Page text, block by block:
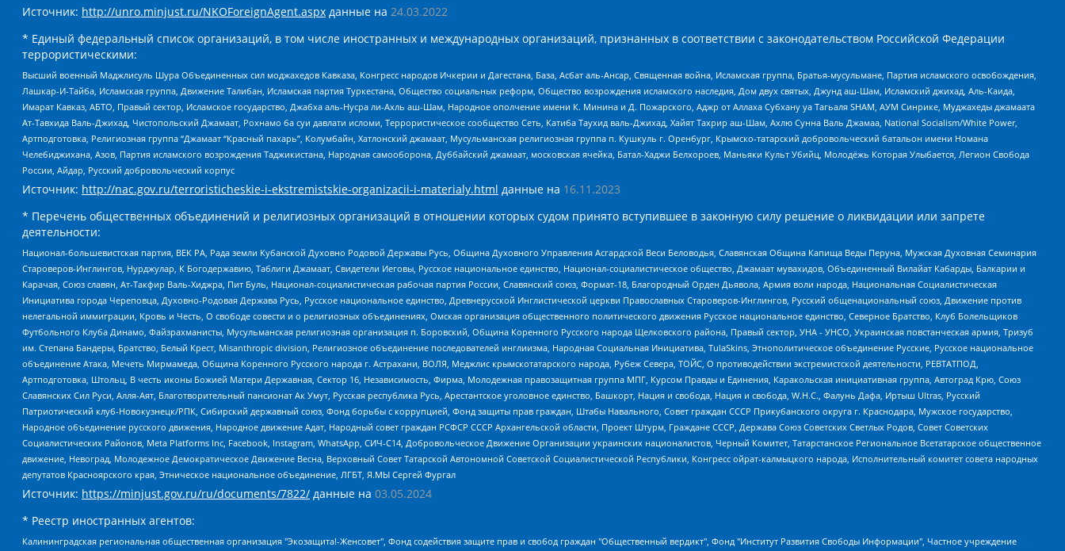
Источник: http://unro.minjust.ru/NKOForeignAgent.aspx данные на 24.03.2022
* Единый федеральный список организаций, в том числе иностранных и международных организаций, признанных в соответствии с законодательством Российской Федерации
террористическими:
Высший военный Маджлисуль Шура Объединенных сил моджахедов Кавказа, Конгресс народов Ичкерии и Дагестана, База, Асбат аль-Ансар, Священная война, Исламская группа, Братья-мусульмане, Партия исламского освобождения,
Лашкар-И-Тайба, Исламская группа, Движение Талибан, Исламская партия Туркестана, Общество социальных реформ, Общество возрождения исламского наследия, Дом двух святых, Джунд аш-Шам, Исламский джихад, Аль-Каида,
Имарат Кавказ, АБТО, Правый сектор, Исламское государство, Джабха аль-Нусра ли-Ахль аш-Шам, Народное ополчение имени К. Минина и Д. Пожарского, Аджр от Аллаха Субхану уа Тагьаля SHAM, АУМ Синрике, Муджахеды джамаата
Ат-Тавхида Валь-Джихад, Чистопольский Джамаат, Рохнамо ба суи давлати исломи, Террористическое сообщество Сеть, Катиба Таухид валь-Джихад, Хайят Тахрир аш-Шам, Ахлю Сунна Валь Джамаа, National Socialism/White Power,
Артподготовка, Религиозная группа “Джамаат “Красный пахарь”, Колумбайн, Хатлонский джамаат, Мусульманская религиозная группа п. Кушкуль г. Оренбург, Крымско-татарский добровольческий батальон имени Номана
Челебиджихана, Азов, Партия исламского возрождения Таджикистана, Народная самооборона, Дуббайский джамаат, московская ячейка, Батал-Хаджи Белхороев, Маньяки Культ Убийц, Молодёжь Которая Улыбается, Легион Свобода
России, Айдар, Русский добровольческий корпус
Источник: http://nac.gov.ru/terroristicheskie-i-ekstremistskie-organizacii-i-materialy.html данные на 16.11.2023
* Перечень общественных объединений и религиозных организаций в отношении которых судом принято вступившее в законную силу решение о ликвидации или запрете
деятельности:
Национал-большевистская партия, ВЕК РА, Рада земли Кубанской Духовно Родовой Державы Русь, Община Духовного Управления Асгардской Веси Беловодья, Славянская Община Капища Веды Перуна, Мужская Духовная Семинария
Староверов-Инглингов, Нурджулар, К Богодержавию, Таблиги Джамаат, Свидетели Иеговы, Русское национальное единство, Национал-социалистическое общество, Джамаат мувахидов, Объединенный Вилайат Кабарды, Балкарии и
Карачая, Союз славян, Ат-Такфир Валь-Хиджра, Пит Буль, Национал-социалистическая рабочая партия России, Славянский союз, Формат-18, Благородный Орден Дьявола, Армия воли народа, Национальная Социалистическая
Инициатива города Череповца, Духовно-Родовая Держава Русь, Русское национальное единство, Древнерусской Инглистической церкви Православных Староверов-Инглингов, Русский общенациональный союз, Движение против
нелегальной иммиграции, Кровь и Честь, О свободе совести и о религиозных объединениях, Омская организация общественного политического движения Русское национальное единство, Северное Братство, Клуб Болельщиков
Футбольного Клуба Динамо, Файзрахманисты, Мусульманская религиозная организация п. Боровский, Община Коренного Русского народа Щелковского района, Правый сектор, УНА - УНСО, Украинская повстанческая армия, Тризуб
им. Степана Бандеры, Братство, Белый Крест, Misanthropic division, Религиозное объединение последователей инглиизма, Народная Социальная Инициатива, TulaSkins, Этнополитическое объединение Русские, Русское национальное
объединение Атака, Мечеть Мирмамеда, Община Коренного Русского народа г. Астрахани, ВОЛЯ, Меджлис крымскотатарского народа, Рубеж Севера, ТОЙС, О противодействии экстремистской деятельности, РЕВТАТПОД,
Артподготовка, Штольц, В честь иконы Божией Матери Державная, Сектор 16, Независимость, Фирма, Молодежная правозащитная группа МПГ, Курсом Правды и Единения, Каракольская инициативная группа, Автоград Крю, Союз
Славянских Сил Руси, Алля-Аят, Благотворительный пансионат Ак Умут, Русская республика Русь, Арестантское уголовное единство, Башкорт, Нация и свобода, Нация и свобода, W.H.С., Фалунь Дафа, Иртыш Ultras, Русский
Патриотический клуб-Новокузнецк/РПК, Сибирский державный союз, Фонд борьбы с коррупцией, Фонд защиты прав граждан, Штабы Навального, Совет граждан СССР Прикубанского округа г. Краснодара, Мужское государство,
Народное объединение русского движения, Народное движение Адат, Народный совет граждан РСФСР СССР Архангельской области, Проект Штурм, Граждане СССР, Держава Союз Советских Светлых Родов, Совет Советских
Социалистических Районов, Meta Platforms Inc, Facebook, Instagram, WhatsApp, СИЧ-С14, Добровольческое Движение Организации украинских националистов, Черный Комитет, Татарстанское Региональное Всетатарское общественное
движение, Невоград, Молодежное Демократическое Движение Весна, Верховный Совет Татарской Автономной Советской Социалистической Республики, Конгресс ойрат-калмыцкого народа, Исполнительный комитет совета народных
депутатов Красноярского края, Этническое национальное объединение, ЛГБТ, Я.МЫ Сергей Фургал
Источник: https://minjust.gov.ru/ru/documents/7822/ данные на 03.05.2024
* Реестр иностранных агентов:
Калининградская региональная общественная организация "Экозащита!-Женсовет", Фонд содействия защите прав и свобод граждан "Общественный вердикт", Фонд "Институт Развития Свободы Информации", Частное учреждение "Информационное агентство МЕМО. РУ", Региональная общественная организация "Общественная комиссия по сохранению наследия академика Сахарова", Фонд поддержки свободы прессы, Санкт-Петербургская общественная правозащитная организация "Гражданский контроль", Межрегиональная общественная организация "Информационно-просветительский центр "Мемориал", Региональный Фонд "Центр Защиты Прав Средств Массовой Информации", с 05.12.2023 Фонд "Центр Защиты Прав Средств массовой информации", Региональная общественная благотворительная организация помощи беженцам и мигрантам "Гражданское содействие", Негосударственное образовательное учреждение дополнительного профессионального образования (повышение квалификации) специалистов "АКАДЕМИЯ ПО ПРАВАМ ЧЕЛОВЕКА", Свердловская региональная общественная организация "Сутяжник", Автономная некоммерческая организация "Центр независимых социологических исследований", Союз общественных объединений "Российский исследовательский центр по правам человека", Региональное общественное учреждение научно-информационный центр "МЕМОРИАЛ", Некоммерческая организация "Фонд защиты гласности", Автономная некоммерческая организация "Институт прав человека", Городская общественная организация "Екатеринбургское общество "МЕМОРИАЛ", Городская общественная организация "Рязанское историко-просветительское и правозащитное общество "Мемориал" (Рязанский Мемориал), Челябинский региональный орган общественной самодеятельности – женское общественное объединение "Женщины Евразии", Челябинский региональный орган общественной самодеятельности "Уральская правозащитная группа", Фонд содействия защите здоровья и социальной справедливости имени Андрея Рылькова, Автономная Некоммерческая Организация "Аналитический Центр Юрия Левады", Автономная некоммерческая организация социальной поддержки населения "Проект Апрель", Региональная общественная организация помощи женщинам и детям, находящимся в кризисной ситуации "Информационно-методический центр "Анна", Фонд содействия развитию массовых коммуникаций и правовому просвещению "Так-так-Так", Фонд содействия устойчивому развитию "Серебряная тайга", Свердловский региональный общественный фонд социальных проектов "Новое время", "Idel.Реалии", Кавказ.Реалии, Крым.Реалии, Телеканал Настоящее Время, Татаро-башкирская служба Радио Свобода (Azatliq Radiosi), Радио Свободная Европа/Радио Свобода (PCE/PC), "Сибирь.Реалии", "Фактограф", Благотворительный фонд помощи осужденным и их семьям, Автономная некоммерческая организация "Институт глобализации и социальных движений", Фонд "В защиту прав заключенных", Частное учреждение "Центр поддержки и содействия развитию средств массовой информации", Пензенский региональный общественный благотворительный фонд "Гражданский союз", "Север.Реалии", Некоммерческая организация Фонд "Правовая инициатива", Общество с ограниченной ответственностью "Радио Свободная Европа/Радио Свобода", Чешское информационное агентство "MEDIUM-ORIENT", Красноярская региональная общественная организация "Мы против СПИДа", Камалягин Денис Николаевич, Маркелов Сергей Евгеньевич, Пономарев Лев Александрович, Савицкая Людмила Алексеевна, Автономная некоммерческая организация "Центр по работе с проблемой насилия "НАСИЛИЮ.НЕТ", Межрегиональный профессиональный союз работников здравоохранения "Альянс врачей", Юридическое лицо, зарегистрированное в Латвийской Республике, SIA "Medusa Project" (регистрационный номер 40103797863, дата регистрации 10.06.2014), Некоммерческая организация "Фонд по борьбе с коррупцией", Автономная некоммерческая организация "Институт права и публичной политики", Баданин Роман Сергеевич, Гликин Максим Александрович, Железнова Мария Михайловна, Лукьянова Юлия Сергеевна, Маетная Елизавета Витальевна, Маняхин Петр Борисович, Чуракова Ольга Владимировна, Ярош Юлия Петровна, Юридическое лицо "The Insider SIA", зарегистрированное в Риге, Латвийская Республика (дата регистрации 26.06.2015), являющееся администратором доменного имени интернет-издания "The Insider SIA", https://theins.ru, Постернак Алексей Евгеньевич, Рубин Михаил Аркадьевич, Анин Роман Александрович, Юридическое лицо Istories fonds, зарегистрированное в Латвийской Республике (регистрационный номер 50008295751, дата регистрации 24.02.2020), Великовский Дмитрий Александрович, Долинина Ирина Николаевна, Мароховская Алеся Алексеевна, Шлейнов Роман Юрьевич, Шмагун Олеся Валентиновна, Общество с ограниченной ответственностью "Альтаир 2021", Общество с ограниченной ответственностью "Вега 2021", Общество с ограниченной ответственностью "Главный редактор 2021", Общество с ограниченной ответственностью "Ромашки монолит", Важенков Артем Валерьевич, Ивановская областная общественная организация "Центр гендерных исследований", Гурман Юрий Альбертович, Медиапроект "ОВД-Инфо", Егоров Владимир Владимирович, Жилинский Владимир Александрович, Общество с ограниченной ответственностью "ЗП", Иванова София Юрьевна, Карезина Инна Павловна, Кильтау Екатерина Викторовна, Петров Алексей Викторович, Пискунов Сергей Евгеньевич, Смирнов Сергей Сергеевич, Тихонов Михаил Сергеевич, Общество с ограниченной ответственностью "ЖУРНАЛИСТ-ИНОСТРАННЫЙ АГЕНТ", Арапова Галина Юрьевна, Вольтская Татьяна Анатольевна, Американская компания "Mason G.E.S. Anonymous Foundation" (США), являющаяся владельцем интернет-издания https://mnews.world/, Компания "Stichting Bellingcat", зарегистрированная в Нидерландах (дата регистрации 11.07.2018), Захаров Андрей Вячеславович, Клепиковская Екатерина Дмитриевна, Общество с ограниченной ответственностью "МЕМО", Перл Роман Александрович, Симонов Евгений Алексеевич, Соловьева Елена Анатольевна, Сотников Даниил Владимирович, Сурначева Елизавета Дмитриевна, Автономная некоммерческая организация по защите прав человека и информированию населения "Якутия – Наше Мнение", Общество с ограниченной ответственностью "Москоу диджитал медиа", с 26.01.2023 Общество с ограниченной ответственностью "Чайка Белые сады", Ветошкина Валерия Валерьевна, Заговора Максим Александрович, Межрегиональное общественное движение "Российская ЛГБТ - сеть", Оленичев Максим Владимирович, Павлов Иван Юрьевич, Скворцова Елена Сергеевна, Общество с ограниченной ответственностью "Как бы инагент", Кочетков Игорь Викторович, Общество с ограниченной ответственностью "Честные выборы", Еланчик Олег Александрович, Общество с ограниченной ответственностью "Нобелевский призыв", Гималова Регина Эмилевна, Григорьев Андрей Валерьевич, Григорьева Алина Александровна, Ассоциация по содействию защите прав призывников, альтернативнослужащих и военнослужащих "Правозащитная группа "Гражданин.Армия.Право", Хисамова Регина Фаритовна, Автономная некоммерческая организация по реализации социально-правовых программ "Лилит", Дальневосточное общественное движение "Маяк", Санкт-Петербургская ЛГБТ-инициативная группа "Выход", Инициативная группа ЛГБТ+ "Реверс", Алексеев Андрей Викторович, Бекбулатова Таисия Львовна, Беляев Иван Михайлович, Владыкина Елена Сергеевна, Гельман Марат Александрович, Никульшина Вероника Юрьевна, Толоконникова Надежда Андреевна, Шендерович Виктор Анатольевич, Общество с ограниченной ответственностью "Данное сообщение", Общество с ограниченной ответственностью Издательский дом "Новая глава", Айнбиндер Александра Александровна, Московский комьюнити-центр для ЛГБТ+инициатив, Благотворительный фонд развития филантропии, Deutsche Welle (Германия, Kurt-Schumacher-Strasse 3, 53113 Bonn), Борзунова Мария Михайловна, Воробьев Виктор Викторович, Голубева Анна Львовна, Константинова Алла Михайловна, Малкова Ирина Владимировна, Мурадов Мурад Абдулгалимович, Осетинская Елизавета Николаевна, Понасенков Евгений Николаевич, Ганапольский Матвей Юрьевич, Киселев Евгений Алексеевич, Борухович Ирина Григорьевна, Дремин Иван Тимофеевич, Дубровский Дмитрий Викторович, Красноярская региональная общественная организация поддержки и развития альтернативных образовательных технологий и межкультурных коммуникаций "ИНТЕРРА", Маяковская Екатерина Алексеевна, Фейгин Марк Захарович, Филимонов Андрей Викторович, Дзугкоева Регина Николаевна, Доброхотов Роман Александрович, Дудь Юрий Александрович, Елкин Сергей Владимирович, Кругликов Кирилл Игоревич, Сабунаева Мария Леонидовна, Семенов Алексей Владимирович, Шаинян Карен Багратович, Шульман Екатерина Михайловна, Асафьев Артур Валерьевич, Вахштайн Виктор Семенович, Венедиктов Алексей Алексеевич, Лушникова Екатерина Евгеньевна, Волков Леонид Михайлович, Невзоров Александр Глебович, Пархоменко Сергей Борисович, Сироткин Ярослав Николаевич, Кара-Мурза Владимир Владимирович, Баранова Наталья Владимировна, Гозман Леонид Яковлевич, Кагарлицкий Борис Юльевич, Климарев Михаил Валерьевич, Милов Владимир Станиславович, Автономная некоммерческая организация Краснодарский центр современного искусства "Типография", Моргенштерн Алишер Тагирович, Соболь Любовь Эдуардовна, Общество с ограниченной ответственностью "ЛИЗА НОРМ", Каспаров Гарри Кимович, Ходорковский Михаил Борисович, Общество с ограниченной ответственностью "Апрельские тезисы", Данилович Ирина Брониславовна, Кашин Олег Владимирович, Петров Николай Владимирович, Пивоваров Алексей Владимирович, Соколов Михаил Владимирович, Цветкова Юлия Владимировна, Чичваркин Евгений Александрович, Комитет против пыток/Команда против пыток, Общество с ограниченной ответственностью "Первый научный", Общество с ограниченной ответственностью "Вертолет и ко", Белоцерковская Вероника Борисовна, Кац Максим Евгеньевич, Лазарева Татьяна Юрьевна, Шаведдинов Руслан Табризович, Яшин Илья Валерьевич, Общество с ограниченной ответственностью "Иноагент ААВ", Алешковский Дмитрий Петрович, Альбац Евгения Марковна, Быков Дмитрий Львович, Галямина Юлия Евгеньевна, Лойко Сергей Леонидович, Мартынов Кирилл Константинович, Медведев Сергей Александрович, Крашенинников Федор Геннадиевич, Гордеева Катерина Вл